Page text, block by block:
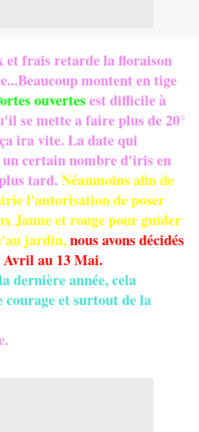
et frais retarde la floraison
montent en tige
ouvertesest difficile à
se mette a faire plus de 20°
ira vite. La date qui
certain nombre d'iris en
tard. Néanmoins afin de
l'autorisation de poser
Jaune et rouge pour guider
jardin,nous avons décidés
Avril au 13 Mai.
dernière année, cela
courage et surtout de la